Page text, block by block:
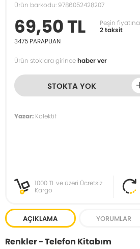
Ürün barkodu: 9786052428207
69,50 TL
Peşin fiyatına
2 taksit
3475 PARAPUAN
Ürün stoklara girincehaber ver
STOKTA YOK
Yazar: Kolektif
1000 TL ve üzeri Ücretsiz
Kargo
AÇIKLAMA YORUMLAR
Renkler - Telefon Kitabım